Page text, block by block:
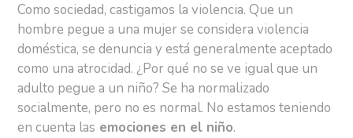
Como sociedad, castigamos la violencia. Que un
hombre pegue a una mujer se considera violencia
doméstica, se denuncia y está generalmente aceptado
como una atrocidad. ¿Por qué no se ve igual que un
adulto pegue a un niño? Se ha normalizado
socialmente, pero no es normal. No estamos teniendo
en cuenta las emociones en el niño.